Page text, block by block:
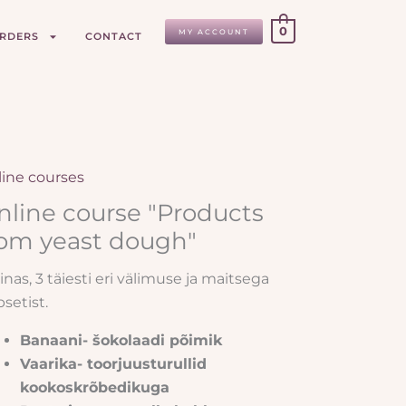
CONTACT MY ACCOUNT 0
courses
course "Products
yeast dough"
3 täiesti eri välimuse ja maitsega
Banaani- šokolaadi põimik
Vaarika- toorjuusturullid
kookoskrõbedikuga